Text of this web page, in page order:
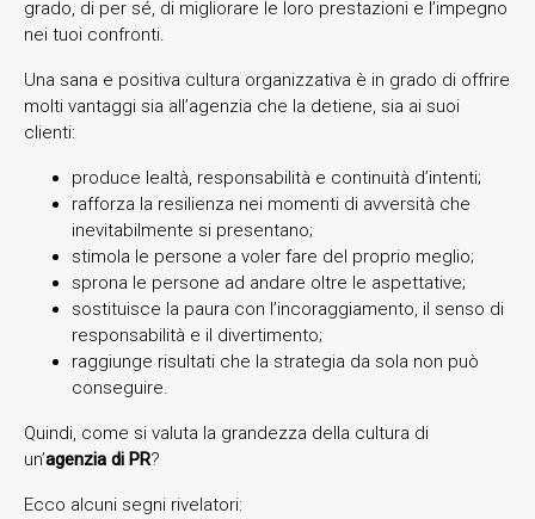
grado, di per sé, di migliorare le loro prestazioni e l’impegno
nei tuoi confronti.
Una sana e positiva cultura organizzativa è in grado di offrire
molti vantaggi sia all’agenzia che la detiene, sia ai suoi
clienti:
produce lealtà, responsabilità e continuità d’intenti;
rafforza la resilienza nei momenti di avversità che
inevitabilmente si presentano;
stimola le persone a voler fare del proprio meglio;
sprona le persone ad andare oltre le aspettative;
sostituisce la paura con l’incoraggiamento, il senso di
responsabilità e il divertimento;
raggiunge risultati che la strategia da sola non può
conseguire.
Quindi, come si valuta la grandezza della cultura di
un’agenzia di PR?
Ecco alcuni segni rivelatori: